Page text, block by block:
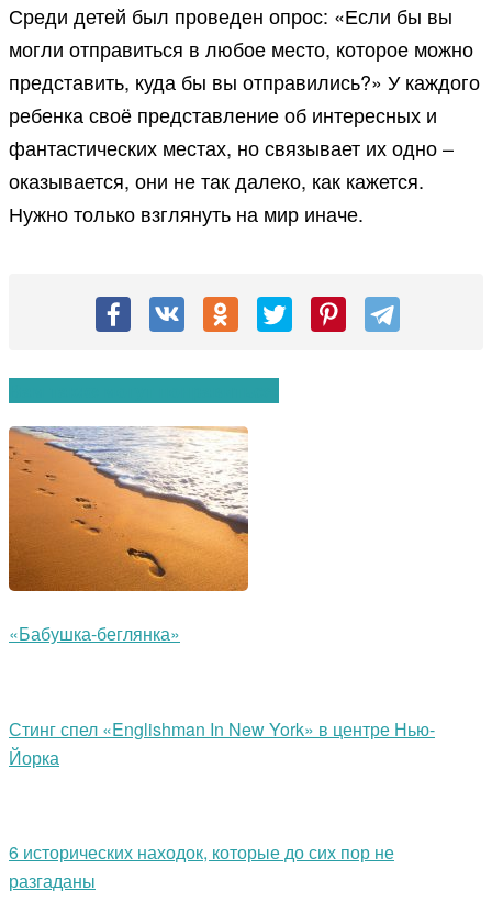
Среди детей был проведен опрос: «Если бы вы
могли отправиться в любое место, которое можно
представить, куда бы вы отправились?» У каждого
ребенка своё представление об интересных и
фантастических местах, но связывает их одно –
оказывается, они не так далеко, как кажется.
Нужно только взглянуть на мир иначе.
«Бабушка-беглянка»
Стинг спел «Englishman In New York» в центре Нью-
Йорка
6 исторических находок, которые до сих пор не
разгаданы